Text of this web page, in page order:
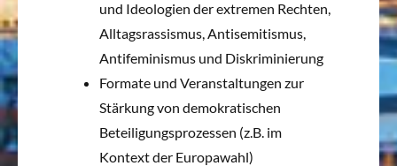
und Ideologien der extremen Rechten,
Alltagsrassismus, Antisemitismus,
Antifeminismus und Diskriminierung
Formate und Veranstaltungen zur
Stärkung von demokratischen
Beteiligungsprozessen (z.B. im
Kontext der Europawahl)